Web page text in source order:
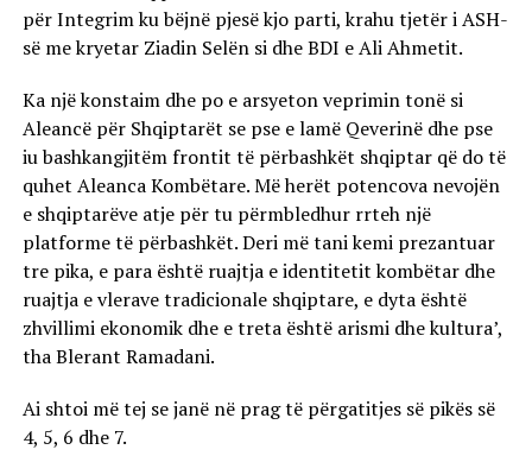
për Integrim ku bëjnë pjesë kjo parti, krahu tjetër i ASH-
së me kryetar Ziadin Selën si dhe BDI e Ali Ahmetit.
Ka një konstaim dhe po e arsyeton veprimin tonë si
Aleancë për Shqiptarët se pse e lamë Qeverinë dhe pse
iu bashkangjitëm frontit të përbashkët shqiptar që do të
quhet Aleanca Kombëtare. Më herët potencova nevojën
e shqiptarëve atje për tu përmbledhur rrteh një
platforme të përbashkët. Deri më tani kemi prezantuar
tre pika, e para është ruajtja e identitetit kombëtar dhe
ruajtja e vlerave tradicionale shqiptare, e dyta është
zhvillimi ekonomik dhe e treta është arismi dhe kultura’,
tha Blerant Ramadani.
Ai shtoi më tej se janë në prag të përgatitjes së pikës së
4, 5, 6 dhe 7.